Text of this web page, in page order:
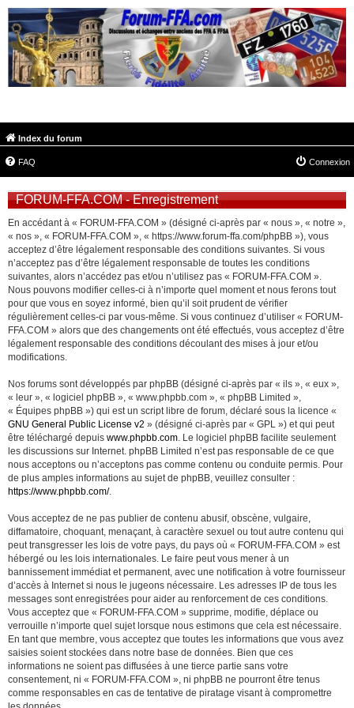
Index du forum
FAQ Connexion
FORUM-FFA.COM - Enregistrement
En accédant à « FORUM-FFA.COM » (désigné ci-après par « nous », « notre »,
« nos », « FORUM-FFA.COM », « https://www.forum-ffa.com/phpBB »), vous
acceptez d’être légalement responsable des conditions suivantes. Si vous
n’acceptez pas d’être légalement responsable de toutes les conditions
suivantes, alors n’accédez pas et/ou n’utilisez pas « FORUM-FFA.COM ».
Nous pouvons modifier celles-ci à n’importe quel moment et nous ferons tout
pour que vous en soyez informé, bien qu’il soit prudent de vérifier
régulièrement celles-ci par vous-même. Si vous continuez d’utiliser « FORUM-
FFA.COM » alors que des changements ont été effectués, vous acceptez d’être
légalement responsable des conditions découlant des mises à jour et/ou
modifications.
Nos forums sont développés par phpBB (désigné ci-après par « ils », « eux »,
« leur », « logiciel phpBB », « www.phpbb.com », « phpBB Limited »,
« Équipes phpBB ») qui est un script libre de forum, déclaré sous la licence «
GNU General Public License v2 » (désigné ci-après par « GPL ») et qui peut
être téléchargé depuis www.phpbb.com . Le logiciel phpBB facilite seulement
les discussions sur Internet. phpBB Limited n’est pas responsable de ce que
nous acceptons ou n’acceptons pas comme contenu ou conduite permis. Pour
de plus amples informations au sujet de phpBB, veuillez consulter :
https://www.phpbb.com/.
Vous acceptez de ne pas publier de contenu abusif, obscène, vulgaire,
diffamatoire, choquant, menaçant, à caractère sexuel ou tout autre contenu qui
peut transgresser les lois de votre pays, du pays où « FORUM-FFA.COM » est
hébergé ou les lois internationales. Le faire peut vous mener à un
bannissement immédiat et permanent, avec une notification à votre fournisseur
d’accès à Internet si nous le jugeons nécessaire. Les adresses IP de tous les
messages sont enregistrées pour aider au renforcement de ces conditions.
Vous acceptez que « FORUM-FFA.COM » supprime, modifie, déplace ou
verrouille n’importe quel sujet lorsque nous estimons que cela est nécessaire.
En tant que membre, vous acceptez que toutes les informations que vous avez
saisies soient stockées dans notre base de données. Bien que ces
informations ne soient pas diffusées à une tierce partie sans votre
consentement, ni « FORUM-FFA.COM », ni phpBB ne pourront être tenus
comme responsables en cas de tentative de piratage visant à compromettre